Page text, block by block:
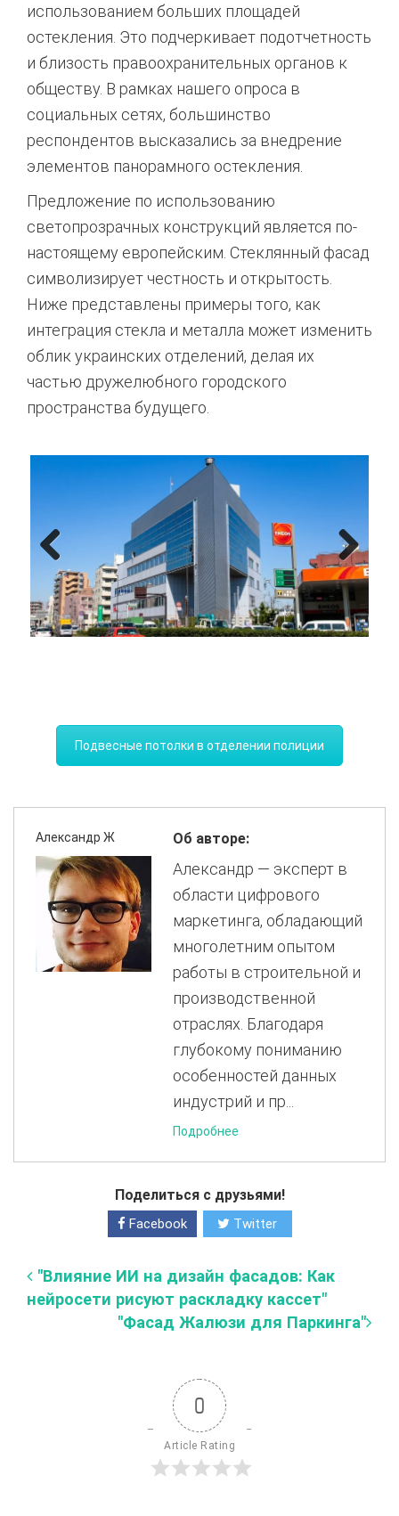
использованием больших площадей
остекления. Это подчеркивает подотчетность
и близость правоохранительных органов к
обществу. В рамках нашего опроса в
социальных сетях, большинство
респондентов высказались за внедрение
элементов панорамного остекления.
Предложение по использованию
светопрозрачных конструкций является по-
настоящему европейским. Стеклянный фасад
символизирует честность и открытость.
Ниже представлены примеры того, как
интеграция стекла и металла может изменить
облик украинских отделений, делая их
частью дружелюбного городского
пространства будущего.
Previous Next
Подвесные потолки в отделении полиции
Александр Ж Об авторе:
Александр — эксперт в
области цифрового
маркетинга, обладающий
многолетним опытом
работы в строительной и
производственной
отраслях. Благодаря
глубокому пониманию
особенностей данных
индустрий и пр...
Подробнее
Поделиться с друзьями!
Facebook Twitter
"Влияние ИИ на дизайн фасадов: Как
нейросети рисуют раскладку кассет"
"Фасад Жалюзи для Паркинга"
0
Article Rating